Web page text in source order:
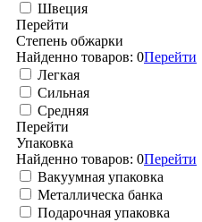
Швеция
Перейти
Степень обжарки
Найденно товаров: 0Перейти
Легкая
Сильная
Средняя
Перейти
Упаковка
Найденно товаров: 0Перейти
Вакуумная упаковка
Металлическа банка
Подарочная упаковка